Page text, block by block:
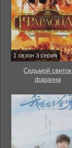
1 сезон 3 серия
Седьмой свиток
фараона